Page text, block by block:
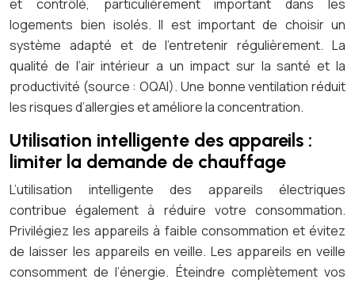
et contrôlé, particulièrement important dans les
logements bien isolés. Il est important de choisir un
système adapté et de l’entretenir régulièrement. La
qualité de l’air intérieur a un impact sur la santé et la
productivité (source : OQAI). Une bonne ventilation réduit
les risques d’allergies et améliore la concentration.
Utilisation intelligente des appareils :
limiter la demande de chauffage
L’utilisation intelligente des appareils électriques
contribue également à réduire votre consommation.
Privilégiez les appareils à faible consommation et évitez
de laisser les appareils en veille. Les appareils en veille
consomment de l’énergie. Éteindre complètement vos